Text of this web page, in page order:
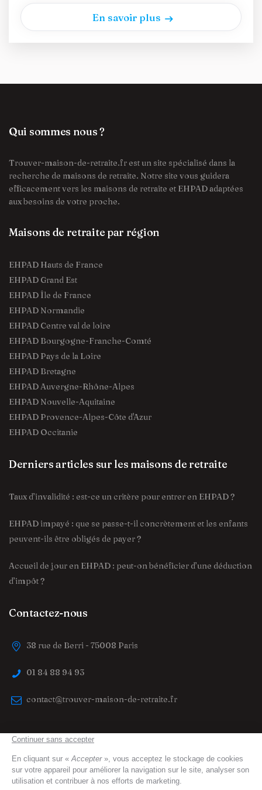
En savoir plus
Qui sommes nous ?
Trouver-maison-de-retraite.fr est un site spécialisé dans la
recherche de maisons de retraite. Notre site vous guidera
efficacement vers les maisons de retraite et EHPAD adaptées
aux besoins de votre proche.
Maisons de retraite par région
EHPAD Hauts de France
EHPAD Grand Est
EHPAD Île de France
EHPAD Normandie
EHPAD Centre val de loire
EHPAD Bourgogne-Franche-Comté
EHPAD Pays de la Loire
EHPAD Bretagne
EHPAD Auvergne-Rhône-Alpes
EHPAD Nouvelle-Aquitaine
EHPAD Provence-Alpes-Côte d'Azur
EHPAD Occitanie
Derniers articles sur les maisons de retraite
Taux d’invalidité : est-ce un critère pour entrer en EHPAD ?
EHPAD impayé : que se passe-t-il concrètement et les enfants
peuvent-ils être obligés de payer ?
Accueil de jour en EHPAD : peut-on bénéficier d’une déduction
d’impôt ?
Contactez-nous
38 rue de Berri - 75008 Paris
01 84 88 94 93
contact@trouver-maison-de-retraite.fr
trouver-maison-de-retraite.fr© 2023 All Right